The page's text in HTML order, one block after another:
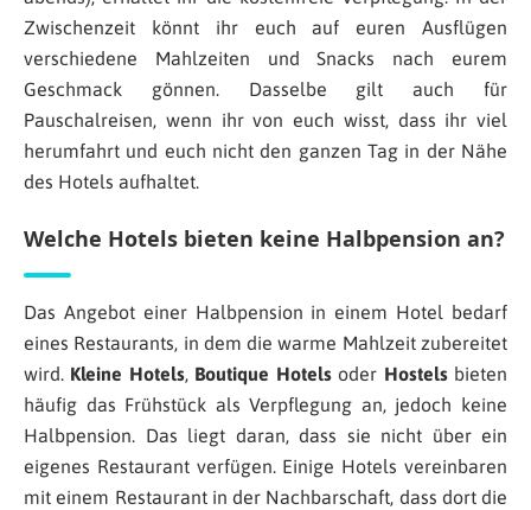
Zwischenzeit könnt ihr euch auf euren Ausflügen
verschiedene Mahlzeiten und Snacks nach eurem
Geschmack gönnen. Dasselbe gilt auch für
Pauschalreisen, wenn ihr von euch wisst, dass ihr viel
herumfahrt und euch nicht den ganzen Tag in der Nähe
des Hotels aufhaltet.
Welche Hotels bieten keine Halbpension an?
Das Angebot einer Halbpension in einem Hotel bedarf
eines Restaurants, in dem die warme Mahlzeit zubereitet
wird. Kleine Hotels, Boutique Hotelsoder Hostelsbieten
häufig das Frühstück als Verpflegung an, jedoch keine
Halbpension. Das liegt daran, dass sie nicht über ein
eigenes Restaurant verfügen. Einige Hotels vereinbaren
mit einem Restaurant in der Nachbarschaft, dass dort die